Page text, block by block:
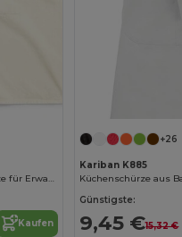
Fairtrade Baumwoll-Schürze für Erwachsene
Kaufen
+26
Kariban K885
Günstigste:
9,45 €15,32 €